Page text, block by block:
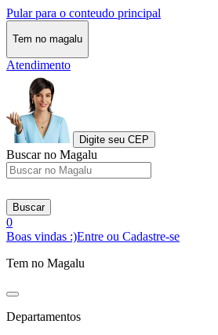
Pular para o conteudo principal
Tem no magalu
Atendimento
Digite seu CEP
Buscar no Magalu
Buscar
0
Boas vindas :)Entre ou Cadastre-se
Tem no Magalu
Departamentos